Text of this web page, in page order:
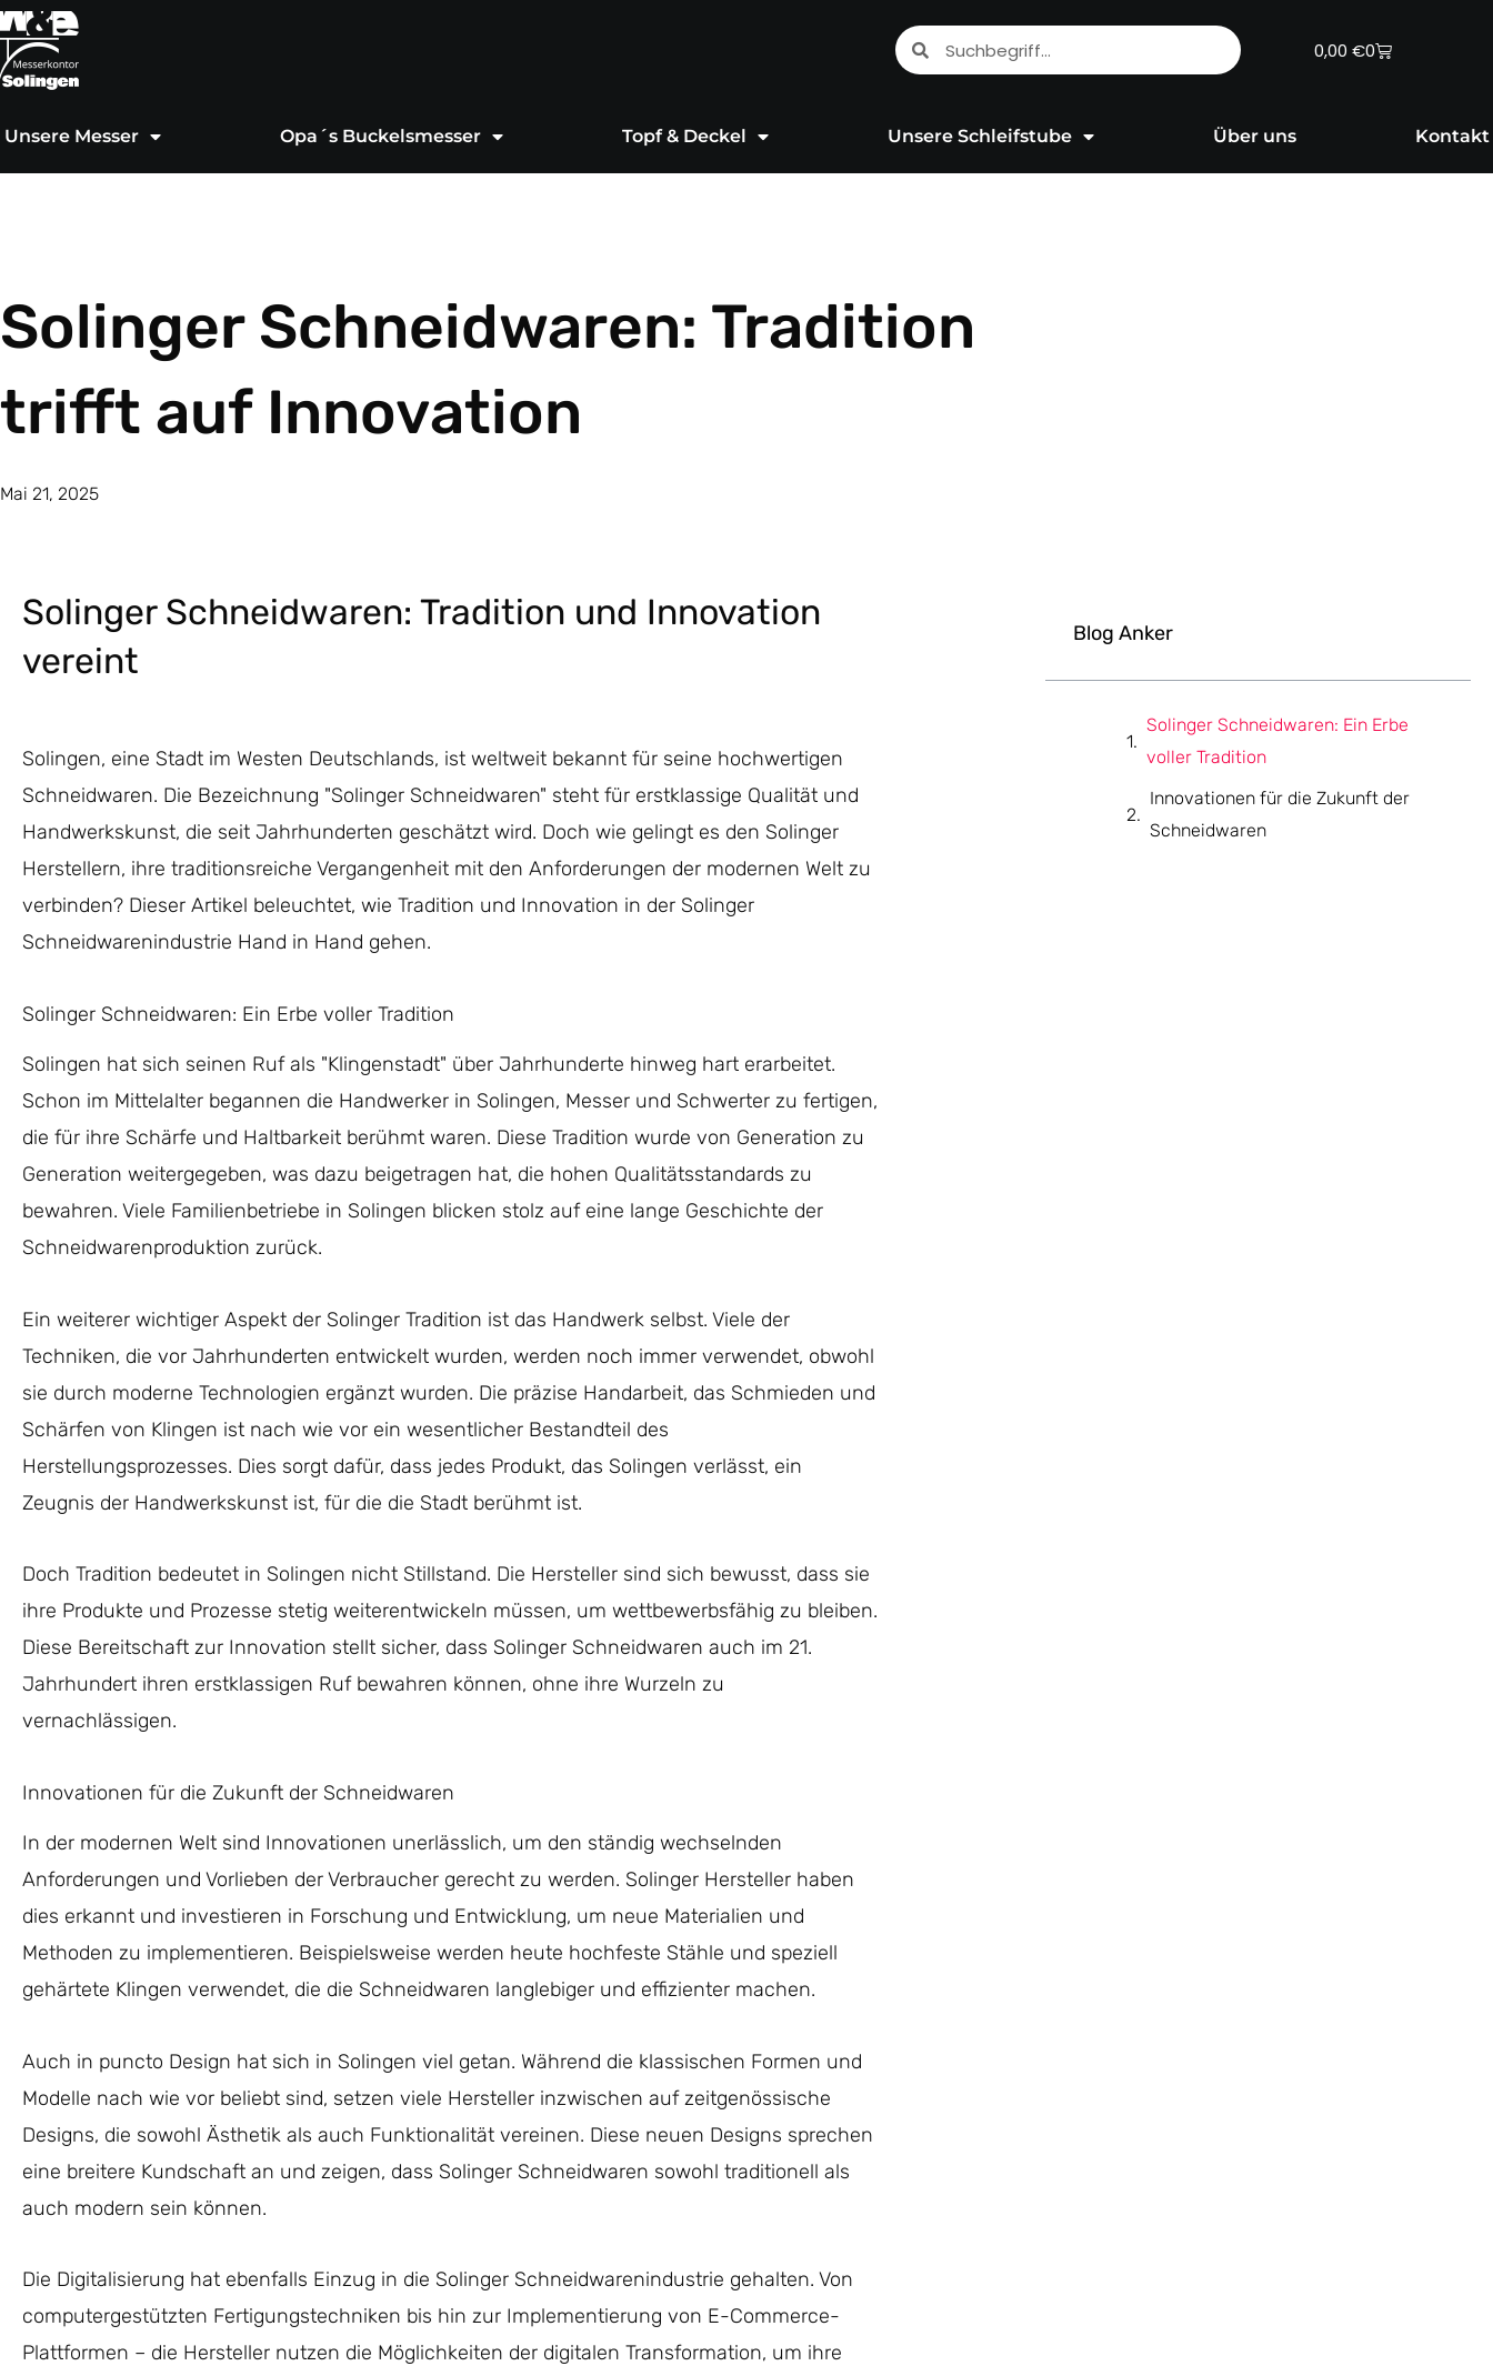
Zum
Inhalt
springen
SucheSuche 0,00 €0
Warenkorb
Unsere Messer Opa´s Buckelsmesser Topf & Deckel Unsere Schleifstube Über uns Kontakt
Solinger Schneidwaren: Tradition
trifft auf Innovation
Mai 21, 2025
Solinger Schneidwaren: Tradition und Innovation
vereint
Solingen, eine Stadt im Westen Deutschlands, ist weltweit bekannt für seine hochwertigen
Schneidwaren. Die Bezeichnung "Solinger Schneidwaren" steht für erstklassige Qualität und
Handwerkskunst, die seit Jahrhunderten geschätzt wird. Doch wie gelingt es den Solinger
Herstellern, ihre traditionsreiche Vergangenheit mit den Anforderungen der modernen Welt zu
verbinden? Dieser Artikel beleuchtet, wie Tradition und Innovation in der Solinger
Schneidwarenindustrie Hand in Hand gehen.
Solinger Schneidwaren: Ein Erbe voller Tradition
Solingen hat sich seinen Ruf als "Klingenstadt" über Jahrhunderte hinweg hart erarbeitet.
Schon im Mittelalter begannen die Handwerker in Solingen, Messer und Schwerter zu fertigen,
die für ihre Schärfe und Haltbarkeit berühmt waren. Diese Tradition wurde von Generation zu
Generation weitergegeben, was dazu beigetragen hat, die hohen Qualitätsstandards zu
bewahren. Viele Familienbetriebe in Solingen blicken stolz auf eine lange Geschichte der
Schneidwarenproduktion zurück.
Ein weiterer wichtiger Aspekt der Solinger Tradition ist das Handwerk selbst. Viele der
Techniken, die vor Jahrhunderten entwickelt wurden, werden noch immer verwendet, obwohl
sie durch moderne Technologien ergänzt wurden. Die präzise Handarbeit, das Schmieden und
Schärfen von Klingen ist nach wie vor ein wesentlicher Bestandteil des
Herstellungsprozesses. Dies sorgt dafür, dass jedes Produkt, das Solingen verlässt, ein
Zeugnis der Handwerkskunst ist, für die die Stadt berühmt ist.
Doch Tradition bedeutet in Solingen nicht Stillstand. Die Hersteller sind sich bewusst, dass sie
ihre Produkte und Prozesse stetig weiterentwickeln müssen, um wettbewerbsfähig zu bleiben.
Diese Bereitschaft zur Innovation stellt sicher, dass Solinger Schneidwaren auch im 21.
Jahrhundert ihren erstklassigen Ruf bewahren können, ohne ihre Wurzeln zu
vernachlässigen.
Innovationen für die Zukunft der Schneidwaren
In der modernen Welt sind Innovationen unerlässlich, um den ständig wechselnden
Anforderungen und Vorlieben der Verbraucher gerecht zu werden. Solinger Hersteller haben
dies erkannt und investieren in Forschung und Entwicklung, um neue Materialien und
Methoden zu implementieren. Beispielsweise werden heute hochfeste Stähle und speziell
gehärtete Klingen verwendet, die die Schneidwaren langlebiger und effizienter machen.
Auch in puncto Design hat sich in Solingen viel getan. Während die klassischen Formen und
Modelle nach wie vor beliebt sind, setzen viele Hersteller inzwischen auf zeitgenössische
Designs, die sowohl Ästhetik als auch Funktionalität vereinen. Diese neuen Designs sprechen
eine breitere Kundschaft an und zeigen, dass Solinger Schneidwaren sowohl traditionell als
auch modern sein können.
Die Digitalisierung hat ebenfalls Einzug in die Solinger Schneidwarenindustrie gehalten. Von
computergestützten Fertigungstechniken bis hin zur Implementierung von E-Commerce-
Plattformen – die Hersteller nutzen die Möglichkeiten der digitalen Transformation, um ihre
Blog Anker
Solinger Schneidwaren: Ein Erbe
voller Tradition
Innovationen für die Zukunft der
Schneidwaren